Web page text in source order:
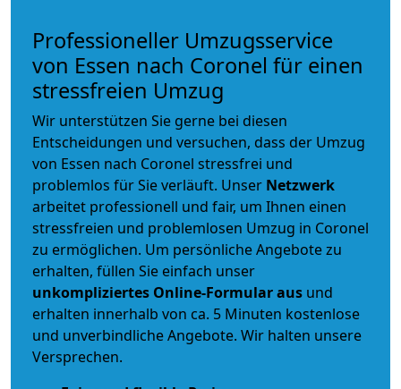
Professioneller Umzugsservice
von Essen nach Coronel für einen
stressfreien Umzug
Wir unterstützen Sie gerne bei diesen
Entscheidungen und versuchen, dass der Umzug
von Essen nach Coronel stressfrei und
problemlos für Sie verläuft. Unser Netzwerk
arbeitet professionell und fair, um Ihnen einen
stressfreien und problemlosen Umzug in Coronel
zu ermöglichen. Um persönliche Angebote zu
erhalten, füllen Sie einfach unser
unkompliziertes Online-Formular aus und
erhalten innerhalb von ca. 5 Minuten kostenlose
und unverbindliche Angebote. Wir halten unsere
Versprechen.